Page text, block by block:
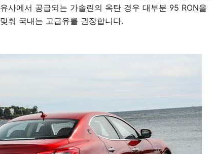
사에서 공급되는 가솔린의 옥탄 경우 대부분 95 RON을
춰 국내는 고급유를 권장합니다.